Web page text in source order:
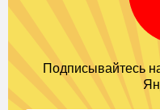
Подписывайтесь